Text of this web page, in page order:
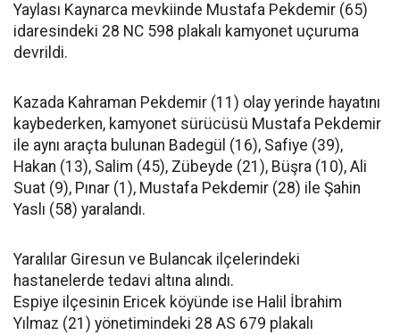
Yaylası Kaynarca mevkiinde Mustafa Pekdemir (65)
idaresindeki 28 NC 598 plakalı kamyonet uçuruma
devrildi.
Kazada Kahraman Pekdemir (11) olay yerinde hayatını
kaybederken, kamyonet sürücüsü Mustafa Pekdemir
ile aynı araçta bulunan Badegül (16), Safiye (39),
Hakan (13), Salim (45), Zübeyde (21), Büşra (10), Ali
Suat (9), Pınar (1), Mustafa Pekdemir (28) ile Şahin
Yaslı (58) yaralandı.
Yaralılar Giresun ve Bulancak ilçelerindeki
hastanelerde tedavi altına alındı.
Espiye ilçesinin Ericek köyünde ise Halil İbrahim
Yılmaz (21) yönetimindeki 28 AS 679 plakalı